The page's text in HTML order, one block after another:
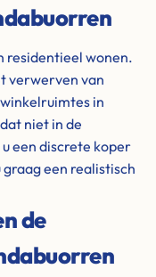
residentieel wonen.
verwerven van
in
niet in de
een discrete koper
een realistisch
de